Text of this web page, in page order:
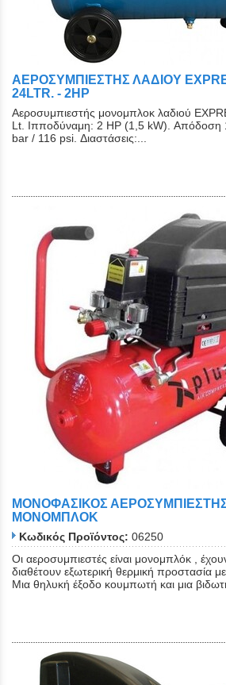
ΑΕΡΟΣΥΜΠΙΕΣΤΗΣ ΛΑΔΙΟΥ
24LTR. - 2HP
Αεροσυμπιεστής μονομπλοκ λαδιού
Lt. Ιπποδύναμη: 2 HP (1,5 kW). Απόδοση
bar / 116 psi. Διαστάσεις:...
ΜΟΝΟΦΑΣΙΚΟΣ ΑΕΡΟΣΥΜΠΙΕΣΤΗΣ
ΜΟΝΟΜΠΛΟΚ
Κωδικός Προϊόντος: 06250
Οι αεροσυμπιεστές είναι μονομπλόκ ,
διαθέτουν εξωτερική θερμική προστασία
Μια θηλυκή έξοδο κουμπωτή και μια